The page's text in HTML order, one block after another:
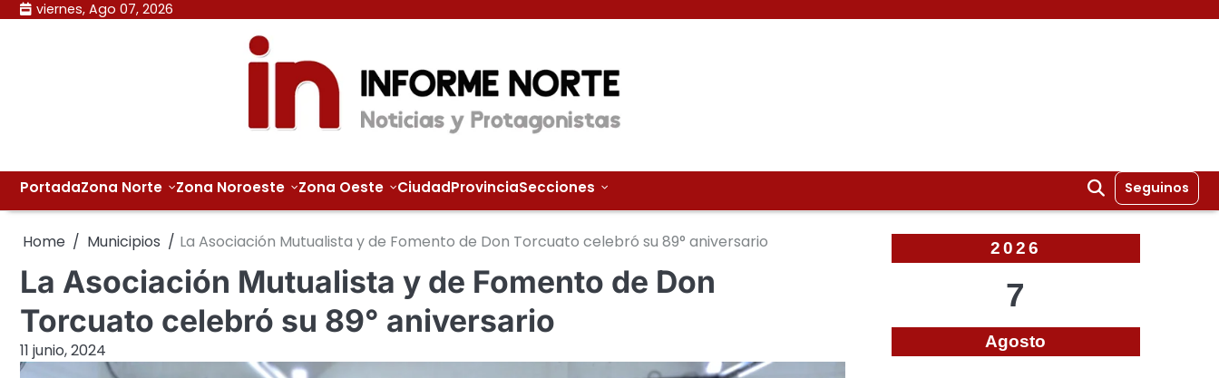
Skip viernes, Ago 07, 2026
PortadaZona Norte Zona Noroeste Zona Oeste CiudadProvinciaSecciones Seguinos
Home Municipios La Asociación Mutualista y de Fomento de Don Torcuato celebró su 89° aniversario
La Asociación Mutualista y de Fomento de Don
Torcuato celebró su 89° aniversario
11 junio, 2024
2026
7
Agosto